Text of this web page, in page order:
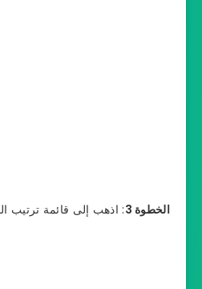
الخطوة 3 : اذهب إلى قائمة ترتيب